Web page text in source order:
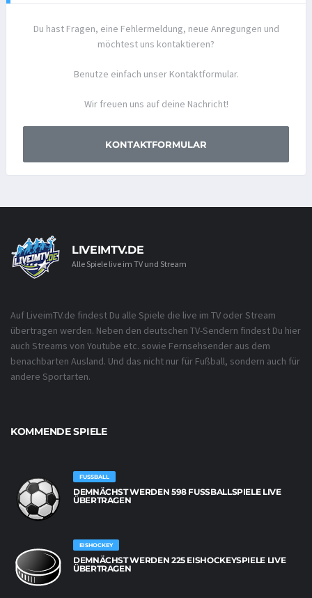
Du hast Fragen, eine Fehlermeldung, neue Anregungen und
möchtest uns kontaktieren?
Benutze einfach unser Kontaktformular.
Wir freuen uns auf deine Nachricht!
KONTAKTFORMULAR
LIVEIMTV.DE
Alle Spiele live im TV und Stream
Auf LiveimTV.de findest Du alle Spiele die live im TV oder Stream
übertragen werden. Neben den deutschen TV-Sendern findest Du hier
auch Streams von Youtube etc. sowie Fernsehsender aus dem
benachbarten Ausland. Und das nicht nur für Fußball, sondern auch für
andere Sportarten.
KOMMENDE SPIELE
FUSSBALL
DEMNÄCHST WERDEN 598 FUSSBALLSPIELE LIVE Ü
BERTRAGEN
EISHOCKEY
DEMNÄCHST WERDEN 225 EISHOCKEYSPIELE LIVE
ÜBERTRAGEN